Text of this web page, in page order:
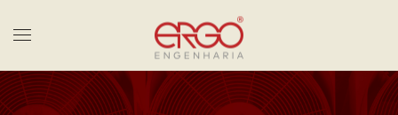
Skip to main content